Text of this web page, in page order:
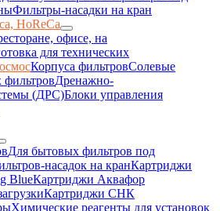
Фильтры-насадки на кран
HoReCa
офисе, на
для технических
Корпуса фильтровСолевые
Дренажно-
(ДРС)Блоки управления
Для бытовых фильтров под
насадок на кранКартриджи
BlueКартриджи Аквафор
Картриджи СНК
Химические реагенты для установок